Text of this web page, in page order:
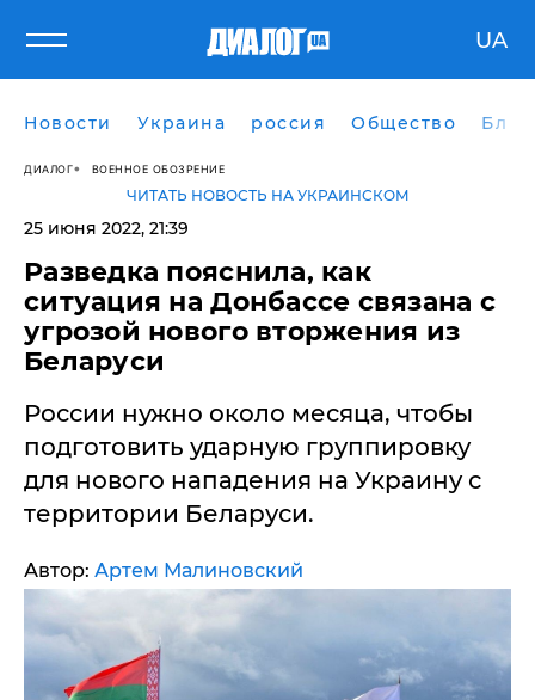
UA
Новости Украина россия Общество
ДИАЛОГ ВОЕННОЕ ОБОЗРЕНИЕ
ЧИТАТЬ НОВОСТЬ НА УКРАИНСКОМ
25 июня 2022, 21:39
Разведка пояснила, как
ситуация на Донбассе связана с
угрозой нового вторжения из
Беларуси
России нужно около месяца, чтобы
подготовить ударную группировку
для нового нападения на Украину с
территории Беларуси.
Автор: Артем Малиновский